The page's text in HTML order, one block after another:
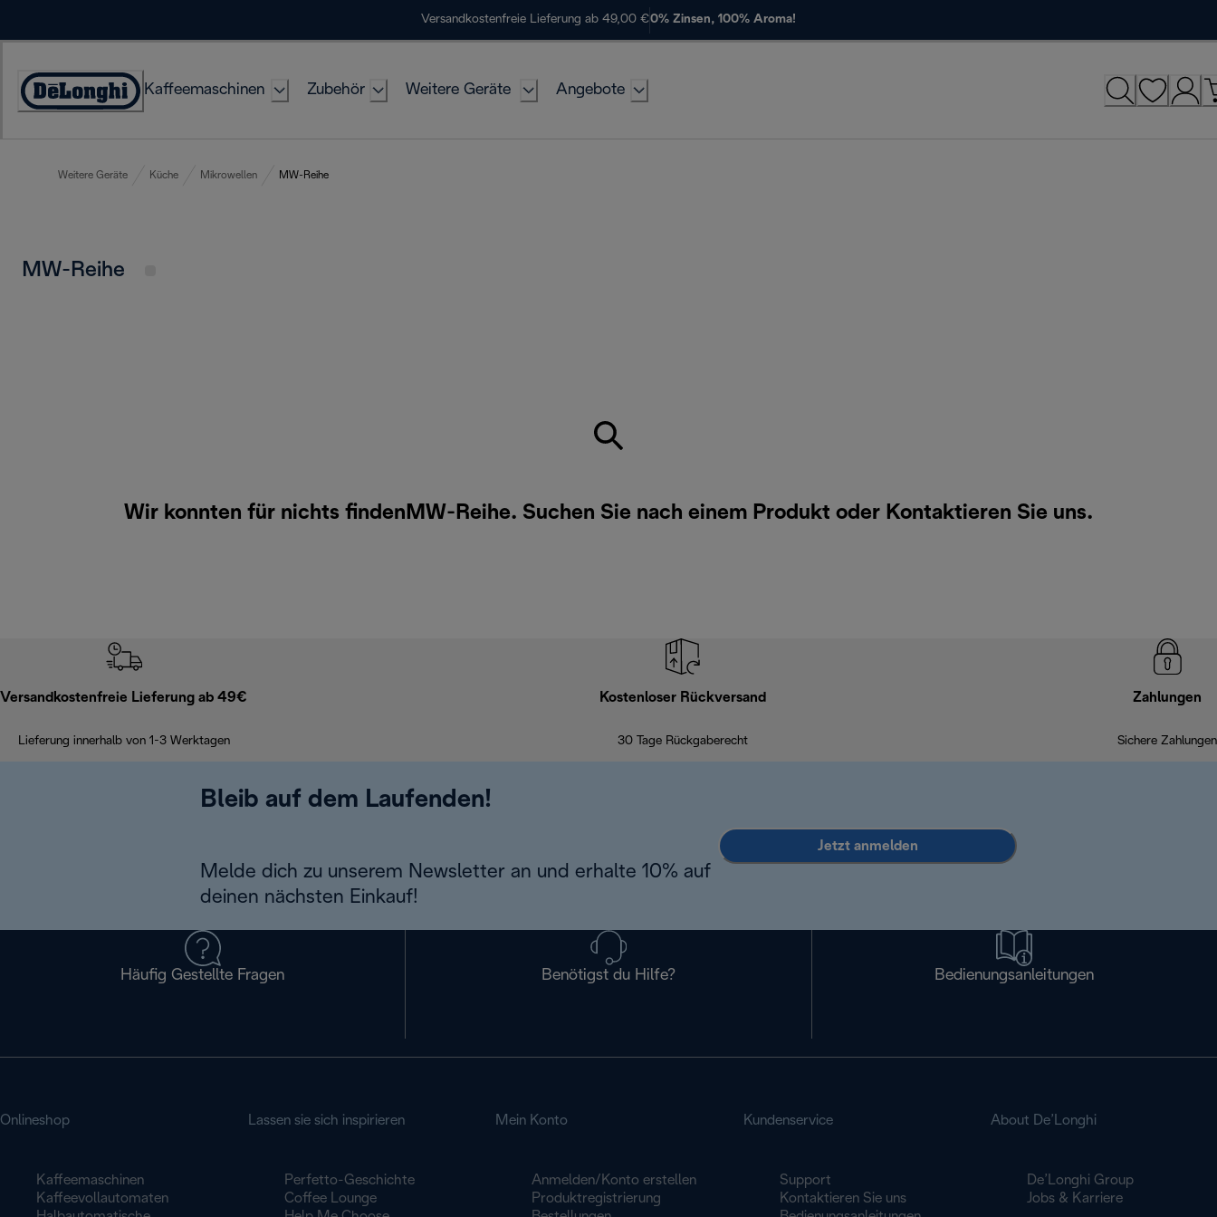
Versandkostenfreie Lieferung ab 49,00 €0% Zinsen, 100% Aroma!
Erklärung
Kaffeemaschinen Zubehör Weitere Geräte Angebote
Weitere Geräte Küche Mikrowellen MW-Reihe
MW-Reihe
Wir konnten für nichts findenMW-Reihe. Suchen Sie nach einem Produkt oder Kontaktieren Sie uns.
Versandkostenfreie Lieferung ab 49€
Lieferung innerhalb von 1-3 Werktagen
Kostenloser Rückversand
30 Tage Rückgaberecht
Zahlungen
Sichere Zahlungen
Bleib auf dem Laufenden!
Melde dich zu unserem Newsletter an und erhalte 10% auf
deinen nächsten Einkauf!
Jetzt anmelden
Häufig Gestellte Fragen Benötigst du Hilfe? Bedienungsanleitungen
Onlineshop
Kaffeemaschinen
Kaffeevollautomaten
Lassen sie sich inspirieren
Perfetto-Geschichte
Coffee Lounge
Mein Konto
Anmelden/Konto erstellen
Produktregistrierung
Kundenservice
Support
Kontaktieren Sie uns
About De’Longhi
De’Longhi Group
Jobs & Karriere